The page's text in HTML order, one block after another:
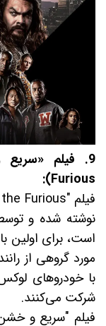
Furious):
نوشته شده و
مورد گروهی از
با خودروهای
شرکت می‌کنند.
فیلم "سریع و